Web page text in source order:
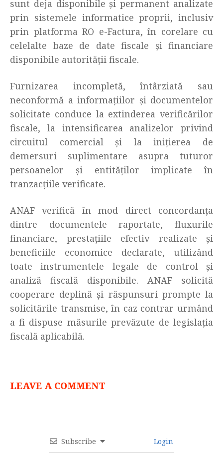
sunt deja disponibile și permanent analizate
prin sistemele informatice proprii, inclusiv
prin platforma RO e-Factura, în corelare cu
celelalte baze de date fiscale și financiare
disponibile autorității fiscale.
Furnizarea incompletă, întârziată sau
neconformă a informațiilor și documentelor
solicitate conduce la extinderea verificărilor
fiscale, la intensificarea analizelor privind
circuitul comercial și la inițierea de
demersuri suplimentare asupra tuturor
persoanelor și entităților implicate în
tranzacțiile verificate.
ANAF verifică în mod direct concordanța
dintre documentele raportate, fluxurile
financiare, prestațiile efectiv realizate și
beneficiile economice declarate, utilizând
toate instrumentele legale de control și
analiză fiscală disponibile. ANAF solicită
cooperare deplină și răspunsuri prompte la
solicitările transmise, în caz contrar urmând
a fi dispuse măsurile prevăzute de legislația
fiscală aplicabilă.
LEAVE A COMMENT
Subscribe Login